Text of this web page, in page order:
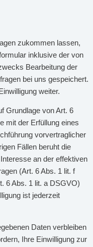
zukommen lassen,
inklusive der von
Bearbeitung der
bei uns gespeichert.
weiter.
Grundlage von Art. 6
mit der Erfüllung eines
vorvertraglicher
Fällen beruht die
an der effektiven
(Art. 6 Abs. 1 lit. f
6 Abs. 1 lit. a DSGVO)
ist jederzeit
Daten verbleiben
Ihre Einwilligung zur